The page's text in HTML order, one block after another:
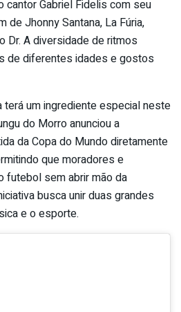
cantor Gabriel Fidelis com seu
de Jhonny Santana, La Fúria,
Dr. A diversidade de ritmos
de diferentes idades e gostos
um ingrediente especial neste
do Morro anunciou a
da Copa do Mundo diretamente
que moradores e
futebol sem abrir mão da
busca unir duas grandes
e o esporte.